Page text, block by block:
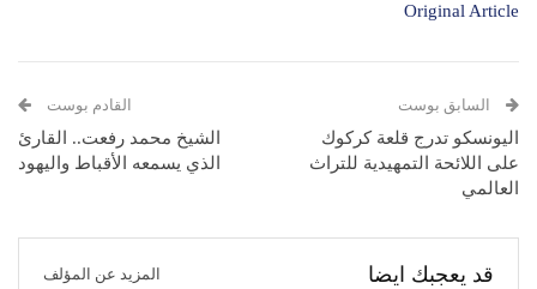
Original Article
السابق بوست
اليونسكو تدرج قلعة كركوك
على اللائحة التمهيدية للتراث
العالمي
القادم بوست
الشيخ محمد رفعت.. القارئ
الذي يسمعه الأقباط واليهود
قد يعجبك ايضا المزيد عن المؤلف